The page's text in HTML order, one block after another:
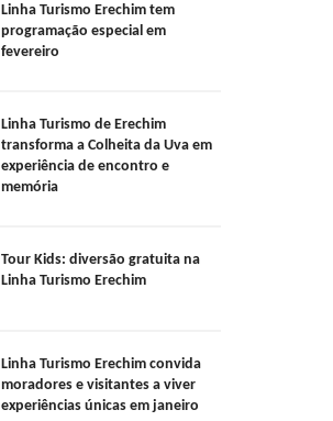
Linha Turismo Erechim tem
programação especial em
fevereiro
Linha Turismo de Erechim
transforma a Colheita da Uva em
experiência de encontro e
memória
Tour Kids: diversão gratuita na
Linha Turismo Erechim
Linha Turismo Erechim convida
moradores e visitantes a viver
experiências únicas em janeiro